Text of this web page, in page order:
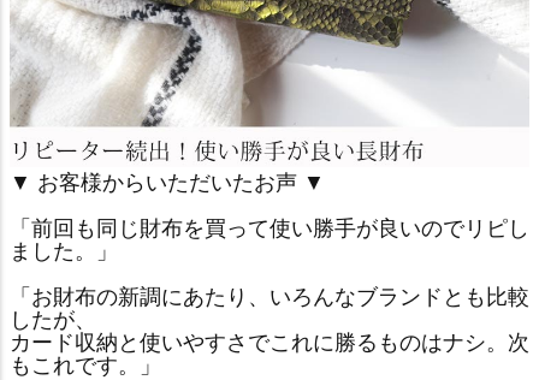
▼ お客様からいただいたお声 ▼
「前回も同じ財布を買って使い勝手が良いのでリピし
ました。」
「お財布の新調にあたり、いろんなブランドとも比較
したが、
カード収納と使いやすさでこれに勝るものはナシ。次
もこれです。」